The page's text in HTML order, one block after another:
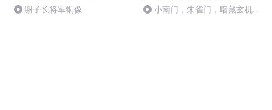
谢子长将军铜像
小南门，朱雀门，暗藏玄机的